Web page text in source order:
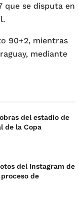
que se disputa en
90+2, mientras
mediante
del estadio de
de la Copa
del Instagram de
de